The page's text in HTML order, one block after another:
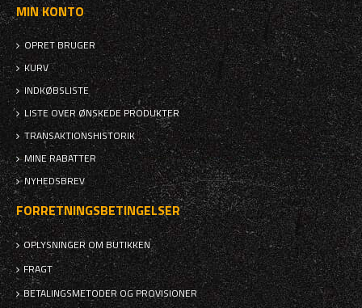
MIN KONTO
OPRET BRUGER
KURV
INDKØBSLISTE
LISTE OVER ØNSKEDE PRODUKTER
TRANSAKTIONSHISTORIK
MINE RABATTER
NYHEDSBREV
FORRETNINGSBETINGELSER
OPLYSNINGER OM BUTIKKEN
FRAGT
BETALINGSMETODER OG PROVISIONER